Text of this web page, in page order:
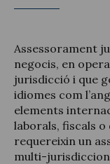
Assessorament
negocis, en
jurisdicció i que
idiomes com
elements
laborals, fiscals o
requereixin un
multi-